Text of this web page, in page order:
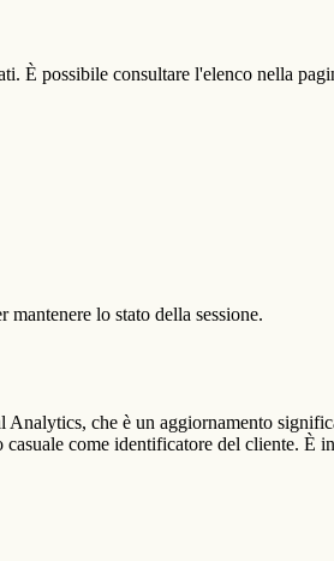
È possibile consultare l'elenco nella
lo stato della sessione.
Analytics, che è un aggiornamento
come identificatore del cliente.